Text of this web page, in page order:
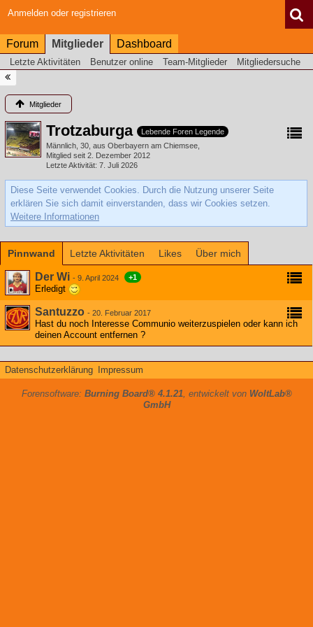
Anmelden oder registrieren
Forum Mitglieder Dashboard
Letzte Aktivitäten Benutzer online Team-Mitglieder Mitgliedersuche
Mitglieder
Trotzaburga
Lebende Foren Legende
Männlich 30 aus Oberbayern am Chiemsee
Mitglied seit 2. Dezember 2012
Letzte Aktivität 7. Juli 2026
Diese Seite verwendet Cookies. Durch die Nutzung unserer Seite
erklären Sie sich damit einverstanden, dass wir Cookies setzen.
Weitere Informationen
Pinnwand Letzte Aktivitäten Likes Über mich
Der Wi - 9. April 2024 +1
Erledigt
Santuzzo - 20. Februar 2017
Hast du noch Interesse Communio weiterzuspielen oder kann ich
deinen Account entfernen ?
Datenschutzerklärung Impressum
Forensoftware: Burning Board® 4.1.21, entwickelt von WoltLab®
GmbH